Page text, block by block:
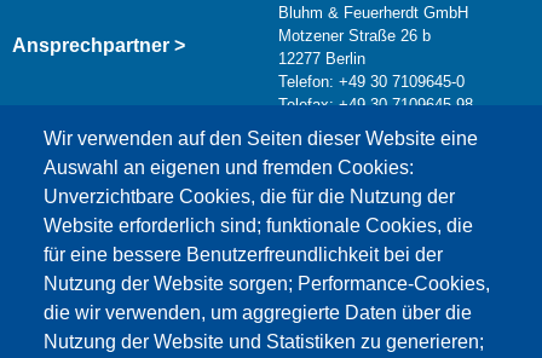
Wir verwenden auf den Seiten dieser Website eine
Auswahl an eigenen und fremden Cookies:
Unverzichtbare Cookies, die für die Nutzung der
Website erforderlich sind; funktionale Cookies, die
für eine bessere Benutzerfreundlichkeit bei der
Nutzung der Website sorgen; Performance-Cookies,
die wir verwenden, um aggregierte Daten über die
Nutzung der Website und Statistiken zu generieren;
Ansprechpartner >
Bluhm & Feuerherdt GmbH
Motzener Straße 26 b
12277 Berlin
Telefon: +49 30 7109645-0
Telefax: +49 30 7109645-98
info@testing.de
Dieser Inhalt ist blockiert, da die Google Maps